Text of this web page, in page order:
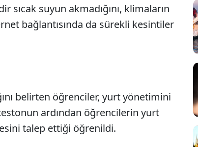
sıcak suyun akmadığını, klimaların
bağlantısında da sürekli kesintiler
Sesi Aç
belirten öğrenciler, yurt yönetimini
ardından öğrencilerin yurt
talep ettiği öğrenildi.